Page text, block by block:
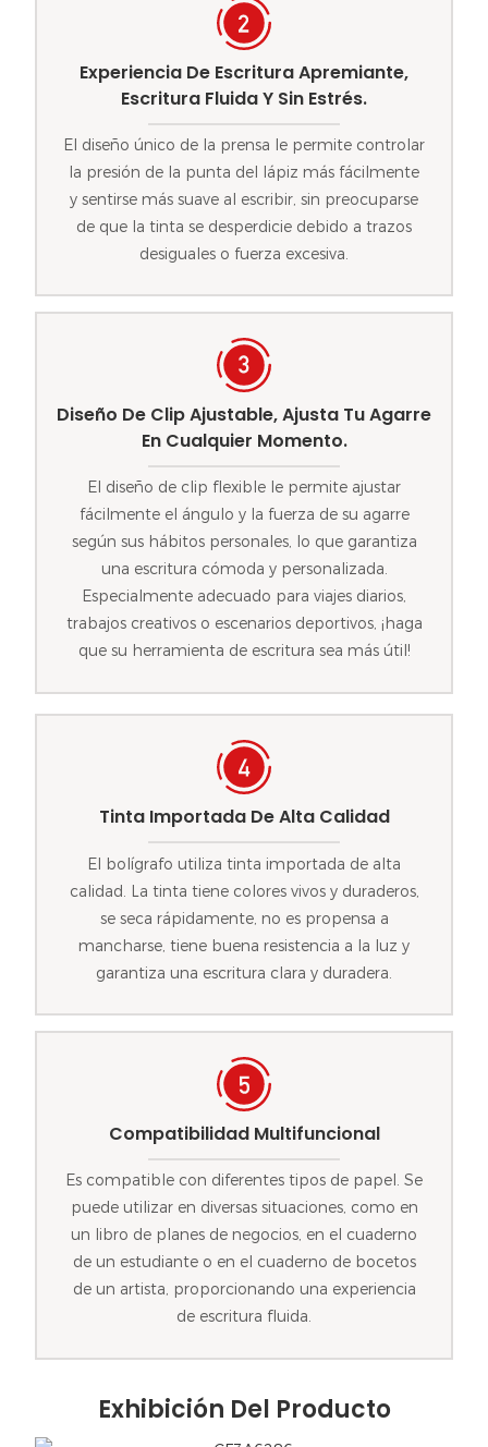
Experiencia De Escritura Apremiante,
Escritura Fluida Y Sin Estrés.
El diseño único de la prensa le permite controlar
la presión de la punta del lápiz más fácilmente
y sentirse más suave al escribir, sin preocuparse
de que la tinta se desperdicie debido a trazos
desiguales o fuerza excesiva.
Diseño De Clip Ajustable, Ajusta Tu Agarre
En Cualquier Momento.
El diseño de clip flexible le permite ajustar
fácilmente el ángulo y la fuerza de su agarre
según sus hábitos personales, lo que garantiza
una escritura cómoda y personalizada.
Especialmente adecuado para viajes diarios,
trabajos creativos o escenarios deportivos, ¡haga
que su herramienta de escritura sea más útil!
Tinta Importada De Alta Calidad
El bolígrafo utiliza tinta importada de alta
calidad. La tinta tiene colores vivos y duraderos,
se seca rápidamente, no es propensa a
mancharse, tiene buena resistencia a la luz y
garantiza una escritura clara y duradera.
Compatibilidad Multifuncional
Es compatible con diferentes tipos de papel. Se
puede utilizar en diversas situaciones, como en
un libro de planes de negocios, en el cuaderno
de un estudiante o en el cuaderno de bocetos
de un artista, proporcionando una experiencia
de escritura fluida.
Exhibición Del Producto